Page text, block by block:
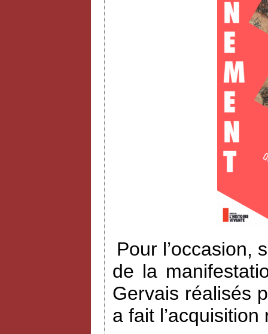
Pour l’occasion,
de la
Gervais réalisés
a fait